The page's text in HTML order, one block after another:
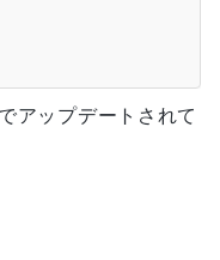
アップデートされて